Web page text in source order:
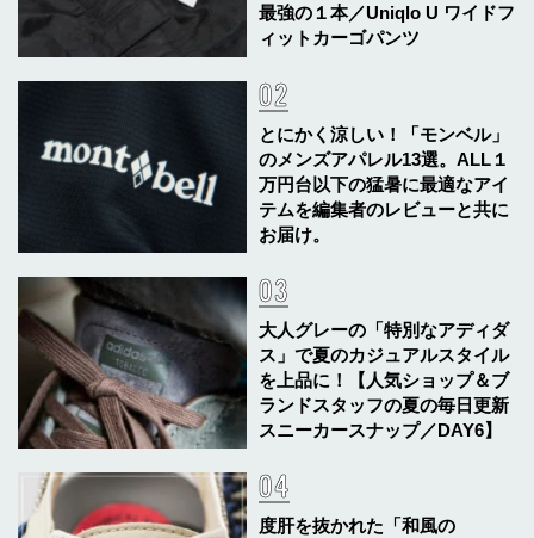
最強の１本／Uniqlo U ワイドフ
ィットカーゴパンツ
とにかく涼しい！「モンベル」
のメンズアパレル13選。ALL１
万円台以下の猛暑に最適なアイ
テムを編集者のレビューと共に
お届け。
大人グレーの「特別なアディダ
ス」で夏のカジュアルスタイル
を上品に！【人気ショップ＆ブ
ランドスタッフの夏の毎日更新
スニーカースナップ／DAY6】
度肝を抜かれた「和風の